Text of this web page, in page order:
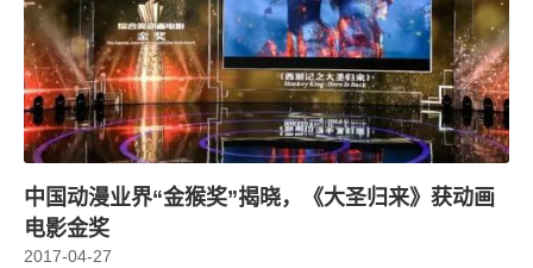
中国动漫业界“金猴奖”揭晓，《大圣归来》获动画
电影金奖
2017-04-27